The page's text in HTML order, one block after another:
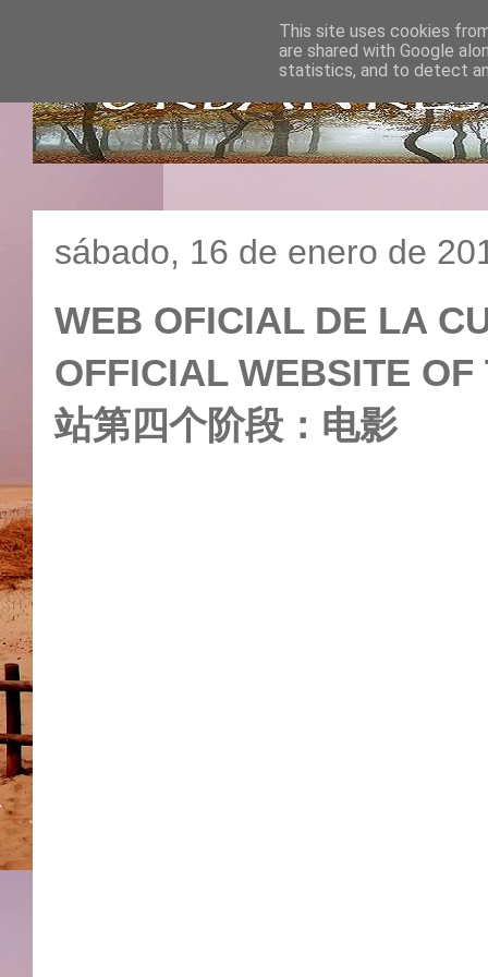
sábado, 16 de enero de
WEB OFICIAL DE LA
OFFICIAL WEBSITE
站第四个阶段：电影
This site uses cookies
are shared with Google
statistics, and to detect